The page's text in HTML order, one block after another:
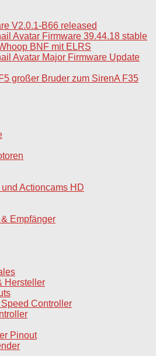
V2.0.1-B66 released
Avatar Firmware 39.44.18 stable
BNF mit ELRS
Avatar Major Firmware Update
großer Bruder zum SirenA F35
Actioncams HD
Empfänger
Hersteller
Controller
Pinout